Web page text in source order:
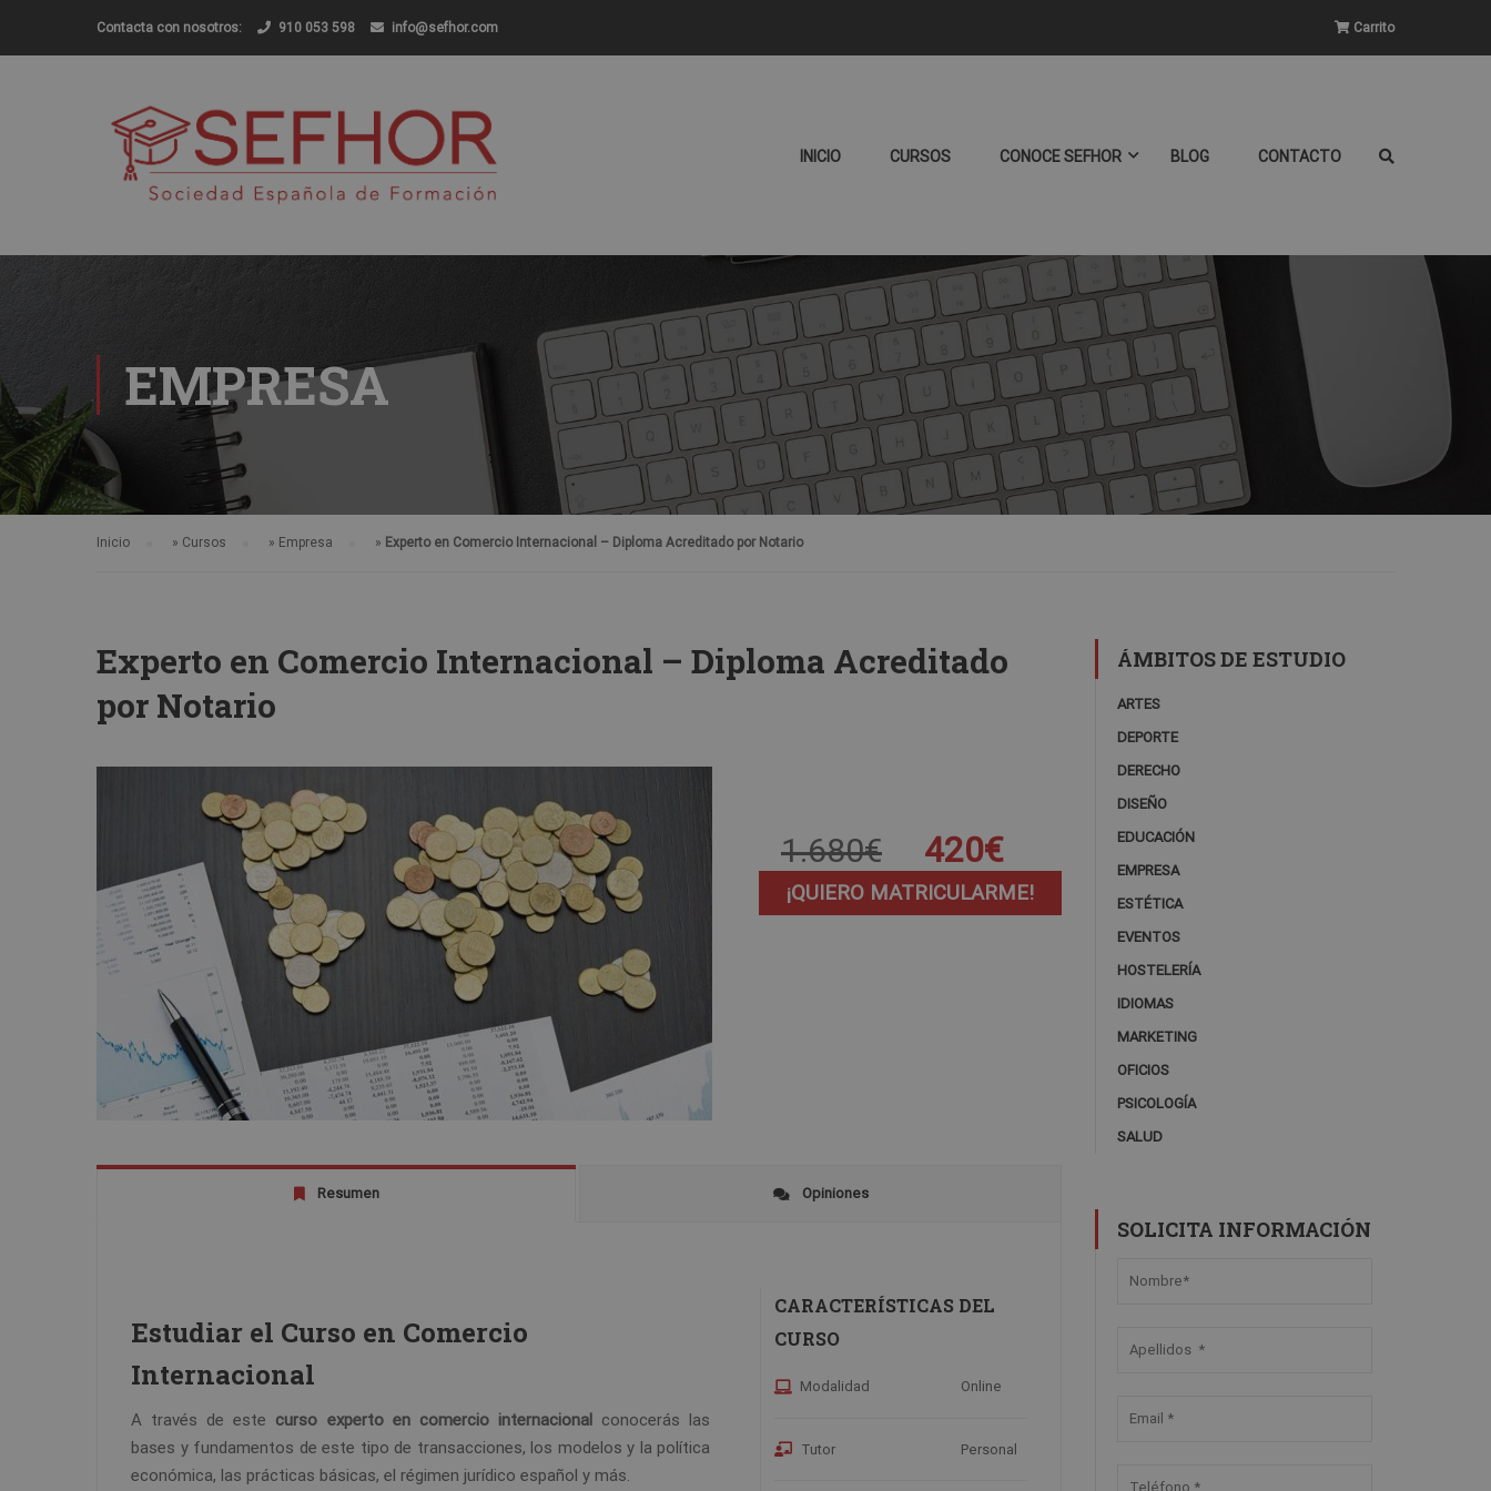
Contacta con nosotros: 910 053 598 info@sefhor.com Carrito
INICIO CURSOS CONOCE SEFHOR BLOG CONTACTO
EMPRESA
Inicio » Cursos » Empresa » Experto en Comercio Internacional – Diploma Acreditado por Notario
Experto en Comercio Internacional – Diploma Acreditado
por Notario
1.680€ 420€
¡QUIERO MATRICULARME!
Resumen Opiniones
Estudiar el Curso en Comercio
Internacional
A través de este curso experto en comercio internacional conocerás las
bases y fundamentos de este tipo de transacciones, los modelos y la política
económica, las prácticas básicas, el régimen jurídico español y más.
CARACTERÍSTICAS DEL
CURSO
Modalidad Online
Tutor Personal
ÁMBITOS DE ESTUDIO
ARTES
DEPORTE
DERECHO
DISEÑO
EDUCACIÓN
EMPRESA
ESTÉTICA
EVENTOS
HOSTELERÍA
IDIOMAS
MARKETING
OFICIOS
PSICOLOGÍA
SALUD
SOLICITA INFORMACIÓN